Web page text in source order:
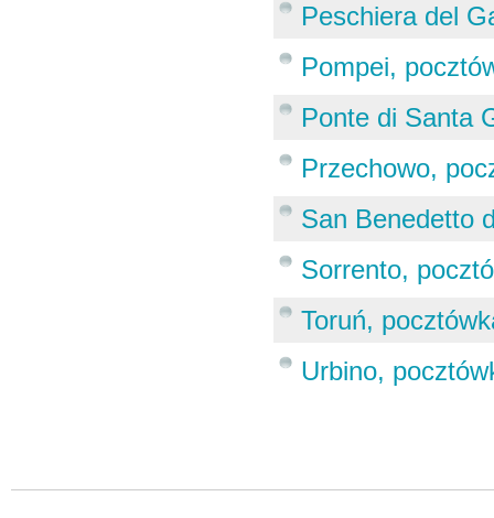
Peschiera del
Pompei,
Ponte di Santa
Przechowo,
San Benedetto
Sorrento,
Toruń,
Urbino,